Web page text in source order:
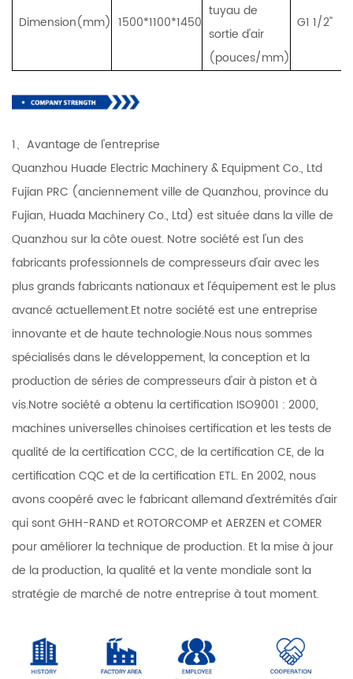
Dimension(mm) 1500*1100*1450
tuyau de
sortie d'air
(pouces/mm)
G1 1/2''
1、Avantage de l'entreprise
Quanzhou Huade Electric Machinery & Equipment Co., Ltd
Fujian PRC (anciennement ville de Quanzhou, province du
Fujian, Huada Machinery Co., Ltd) est située dans la ville de
Quanzhou sur la côte ouest. Notre société est l'un des
fabricants professionnels de compresseurs d'air avec les
plus grands fabricants nationaux et l'équipement est le plus
avancé actuellement.Et notre société est une entreprise
innovante et de haute technologie.Nous nous sommes
spécialisés dans le développement, la conception et la
production de séries de compresseurs d'air à piston et à
vis.Notre société a obtenu la certification ISO9001 : 2000,
machines universelles chinoises certification et les tests de
qualité de la certification CCC, de la certification CE, de la
certification CQC et de la certification ETL. En 2002, nous
avons coopéré avec le fabricant allemand d'extrémités d'air
qui sont GHH-RAND et ROTORCOMP et AERZEN et COMER
pour améliorer la technique de production. Et la mise à jour
de la production, la qualité et la vente mondiale sont la
stratégie de marché de notre entreprise à tout moment.